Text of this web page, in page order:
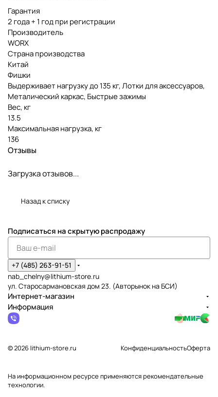
Гарантия
2 года + 1 год при регистрации
Производитель
WORX
Страна производства
Китай
Фишки
Выдерживает нагрузку до 135 кг, Лотки для аксессуаров,
Металический каркас, Быстрые зажимы
Вес, кг
13.5
Максимальная нагрузка, кг
136
Отзывы
Загрузка отзывов...
Назад к списку
Подписаться на скрытую распродажу
+7 (485) 263-91-51
nab_chelny@lithium-store.ru
ул. Старосармановская дом 23. (Авторынок на БСИ)
Интернет-магазин
Информация
© 2026 lithium-store.ru КонфиденциальностьОферта
На информационном ресурсе применяютсярекомендательные
технологии.